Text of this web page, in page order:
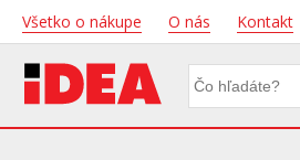
Všetko o nákupe O nás Kontakt